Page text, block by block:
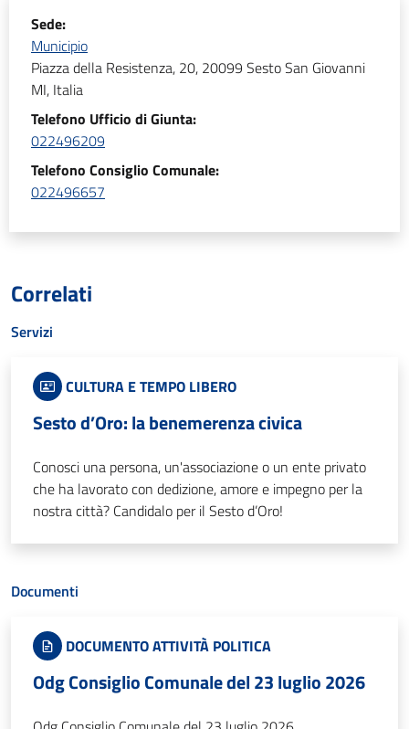
Sede:
Municipio
Piazza della Resistenza, 20, 20099 Sesto San Giovanni
MI, Italia
Telefono Ufficio di Giunta:
022496209
Telefono Consiglio Comunale:
022496657
Correlati
Servizi
CULTURA E TEMPO LIBERO
Sesto d’Oro: la benemerenza civica
Conosci una persona, un'associazione o un ente privato
che ha lavorato con dedizione, amore e impegno per la
nostra città? Candidalo per il Sesto d’Oro!
Documenti
DOCUMENTO ATTIVITÀ POLITICA
Odg Consiglio Comunale del 23 luglio 2026